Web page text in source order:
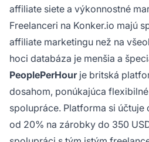
affiliate siete a výkonnostné
Freelanceri na Konker.io majú
affiliate marketingu než na
hoci databáza je menšia a
PeoplePerHourje britská
dosahom, ponúkajúca
spolupráce. Platforma si
od 20% na zárobky do 350